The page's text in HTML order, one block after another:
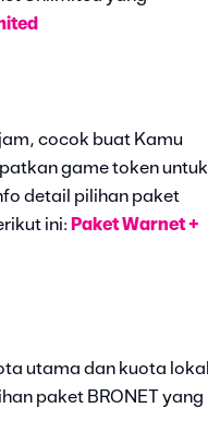
cocok buat Kamu
game token untuk
detail pilihan paket
ini: Paket Warnet +
utama dan kuota lokal
paket BRONET yang